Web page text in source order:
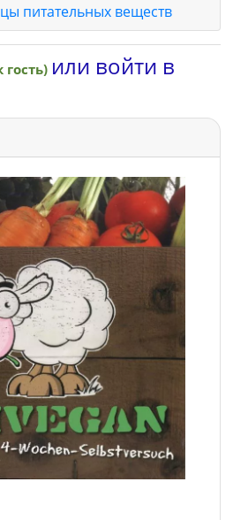
питательных веществ
или войти в